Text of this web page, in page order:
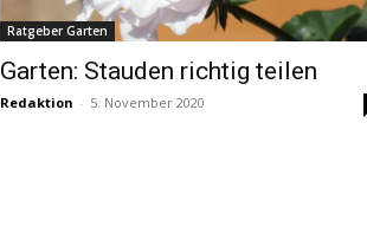
Ratgeber Garten
Garten: Stauden richtig teilen
Redaktion - 5. November 2020